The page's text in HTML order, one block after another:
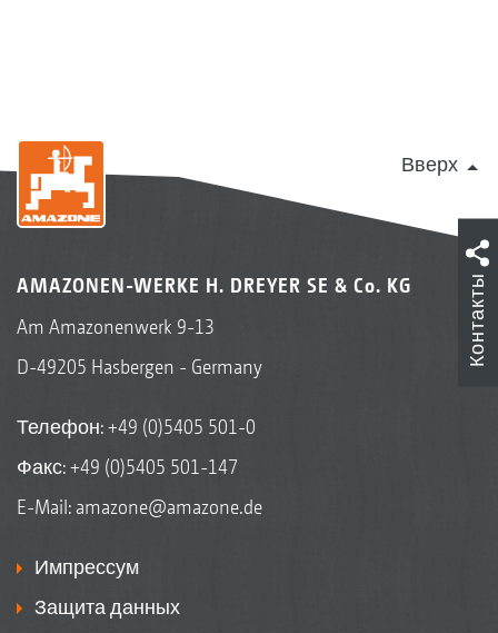
Вверх
AMAZONEN-WERKE H. DREYER SE & Co. KG
Am Amazonenwerk 9-13
D-49205 Hasbergen - Germany
Телефон:+49 (0)5405 501-0
Факс: +49 (0)5405 501-147
E-Mail: amazone@amazone.de
Импрессум
Защита данных
Контакты